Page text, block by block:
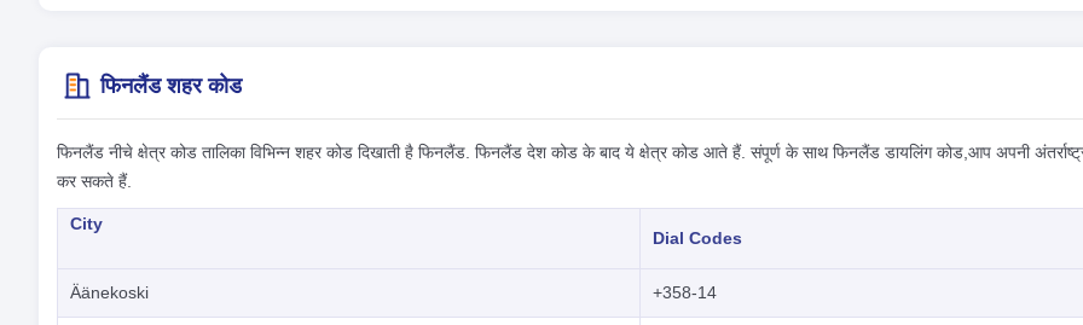
फिनलैंड शहर कोड
फिनलैंड नीचे क्षेत्र कोड तालिका विभिन्न शहर कोड दिखाती है फिनलैंड. फिनलैंड देश कोड के बाद ये क्षेत्र कोड आते हैं. संपूर्ण के साथ फिनलैंड डायलिंग कोड,आप अपनी
कर सकते हैं.
City
Dial Codes
Äänekoski +358-14